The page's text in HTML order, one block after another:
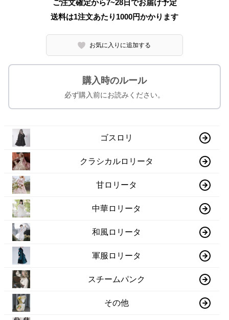
ご注文確定から7~28日でお届け予定
送料は1注文あたり 1000円かかります
お気に入りに追加する
購入時のルール
必ず購入前にお読みください。
ゴスロリ
クラシカルロリータ
甘ロリータ
中華ロリータ
和風ロリータ
軍服ロリータ
スチームパンク
その他